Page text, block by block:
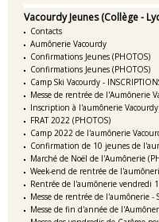
Vacourdy Jeunes (Collège -
Contacts
Aumônerie Vacourdy
Confirmations Jeunes (PHOTOS)
Confirmations Jeunes (PHOTOS)
Camp Ski Vacourdy -
Messe de rentrée de l'Aumônerie
Inscription à l'aumônerie Vacourdy
FRAT 2022 (PHOTOS)
Camp 2022 de l'aumônerie
Confirmation de 10 jeunes de
Marché de Noël de l'Aumônerie
Week-end de rentrée de
Rentrée de l'aumônerie vendredi
Messe de rentrée de l'aumônerie -
Messe de fin d'année de